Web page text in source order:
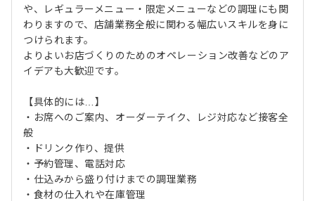
や、レギュラーメニュー・限定メニューなどの調理にも関
わりますので、店舗業務全般に関わる幅広いスキルを身に
つけられます。
よりよいお店づくりのためのオペレーション改善などのア
イデアも大歓迎です。
【具体的には…】
・お席へのご案内、オーダーテイク、レジ対応など接客全
般
・ドリンク作り、提供
・予約管理、電話対応
・仕込みから盛り付けまでの調理業務
・食材の仕入れや在庫管理